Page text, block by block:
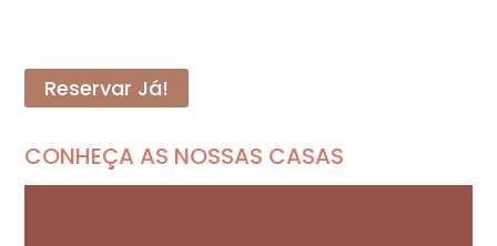
Reservar Já!
CONHEÇA AS NOSSAS CASAS